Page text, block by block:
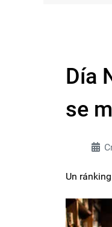
Día
se
Un